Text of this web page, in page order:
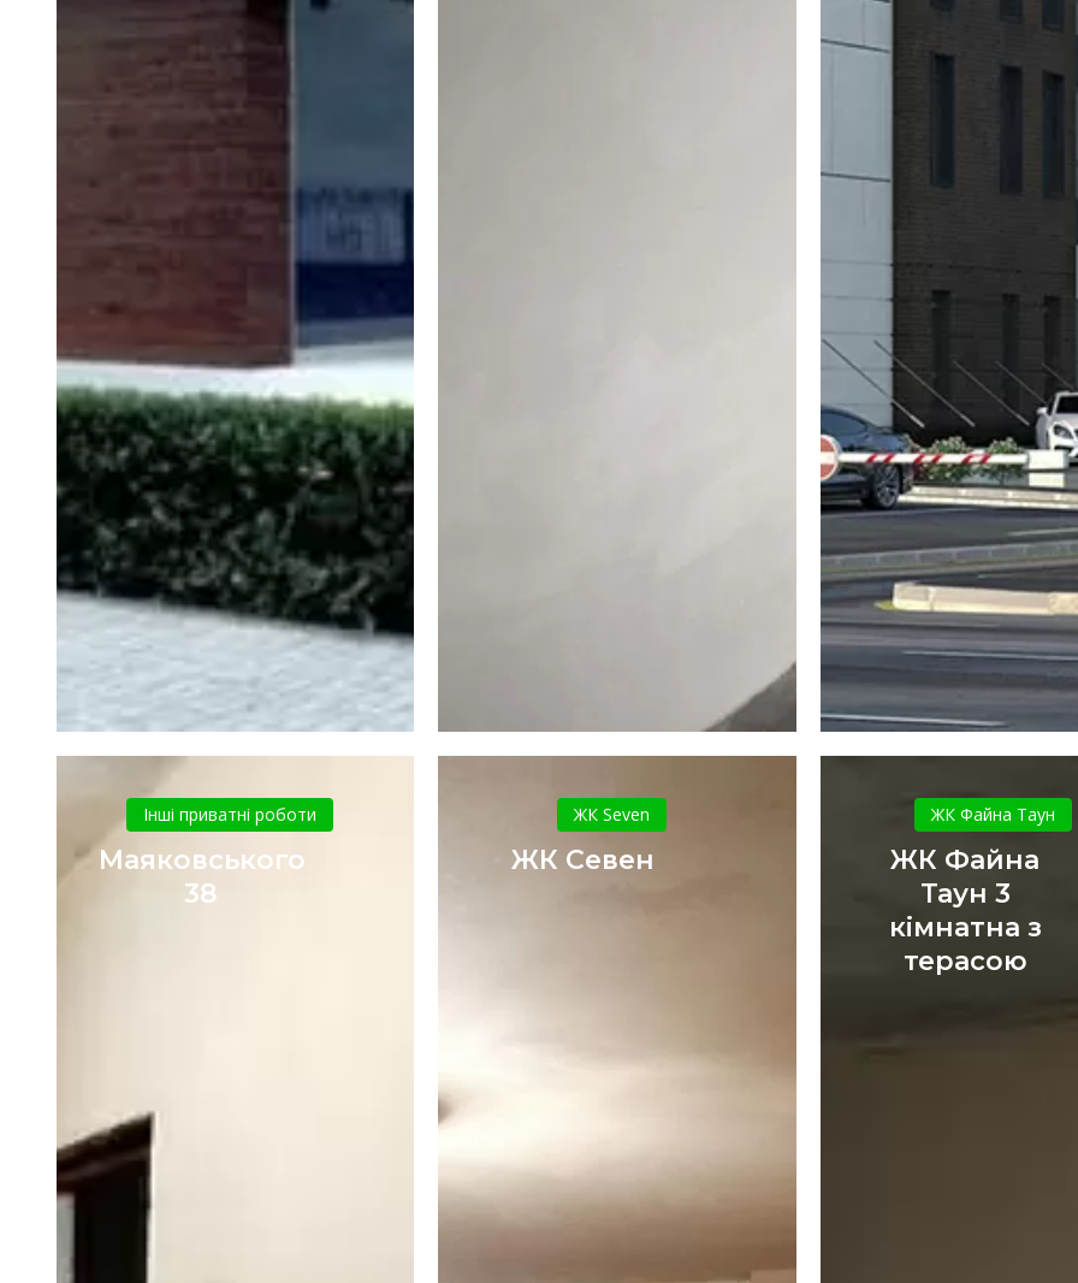
38
Інші приватні роботи
Маяковського
38
Севен
ЖК Seven
ЖК Севен
Файна
Таун
3
кімнатна
з
терасою
ЖК Файна Таун
ЖК Файна
Таун 3
кімнатна з
терасою